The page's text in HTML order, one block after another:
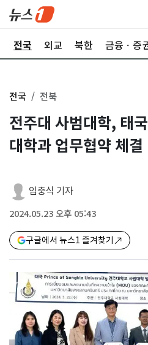
전국 외교 북한 금융ㆍ증
전국 전북
전주대 사범대학, 태
대학과 업무협약 체결
임충식 기자
2024.05.23 오후 05:43
구글에서 뉴스1 즐겨찾기